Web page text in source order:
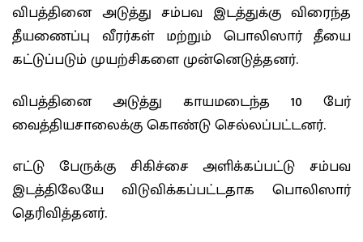
விபத்தினை அடுத்து சம்பவ இடத்துக்கு விரைந்த
தீயணைப்பு வீரர்கள் மற்றும் பொலிஸார் தீயை
கட்டுப்படும் முயற்சிகளை முன்னெடுத்தனர்.
விபத்தினை அடுத்து காயமடைந்த 10 பேர்
வைத்தியசாலைக்கு கொண்டு செல்லப்பட்டனர்.
எட்டு பேருக்கு சிகிச்சை அளிக்கப்பட்டு சம்பவ
இடத்திலேயே விடுவிக்கப்பட்டதாக பொலிஸார்
தெரிவித்தனர்.